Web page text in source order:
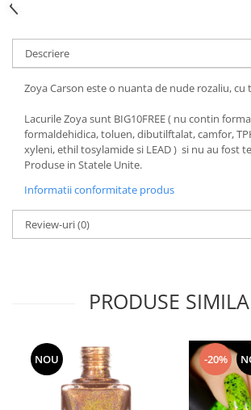
Descriere
Zoya Carson este o nuanta de nude rozaliu, cu
Lacurile Zoya sunt BIG10FREE ( nu contin
formaldehidica, toluen, dibutilftalat, camfor,
xyleni, ethil tosylamide si LEAD ) si nu au fost
Produse in Statele Unite.
Informatii conformitate produs
Review-uri(0)
PRODUSE
NOU -20%